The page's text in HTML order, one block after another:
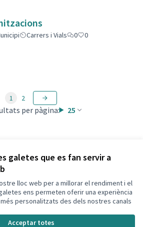
galetes que es fan servir a
lloc web per a millorar el rendiment i el
ens permeten oferir una experiència
personalitzats des dels nostres canals
Acceptar totes
Carrers i Vials 0
0
per pàgina: 25
1 2
retirades
a YouTube
a GitHub